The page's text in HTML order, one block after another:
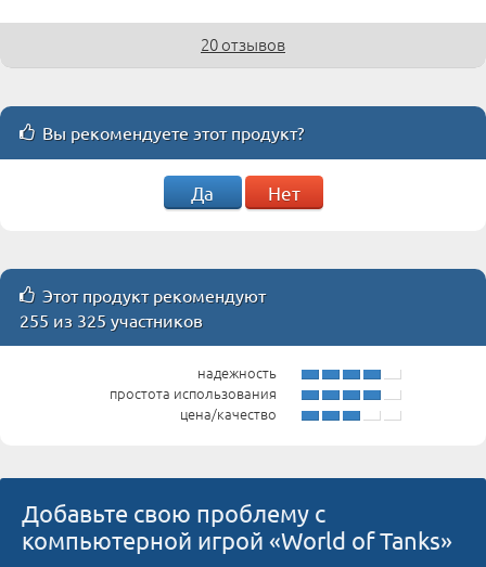
20 отзывов
Вы рекомендуете этот продукт?
Да Нет
Этот продукт рекомендуют
255 из 325 участников
надежность
простота использования
цена/качество
Добавьте свою проблему с
компьютерной игрой «World of Tanks»